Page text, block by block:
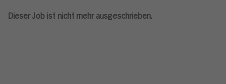
Dieser Job ist nicht mehr ausgeschrieben.